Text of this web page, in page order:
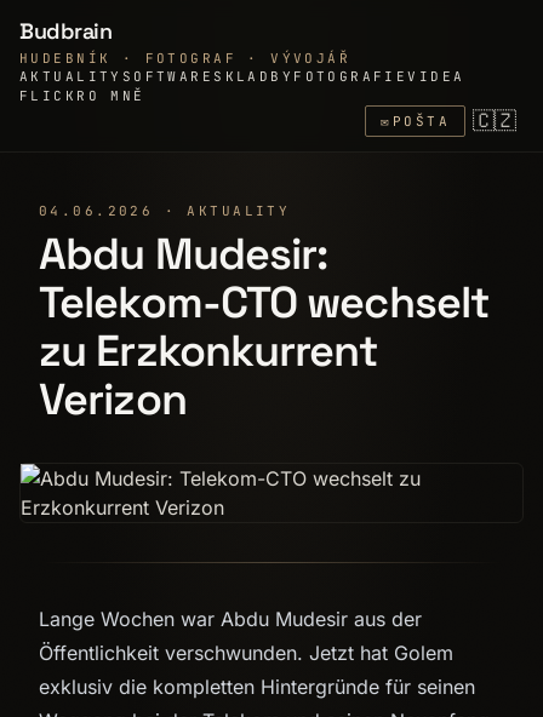
Budbrain
HUDEBNÍK · FOTOGRAF · VÝVOJÁŘ
AKTUALITY SOFTWARE SKLADBY FOTOGRAFIEVIDEA
FLICKR O MNĚ
✉ POŠTA 🇨🇿
04.06.2026 · AKTUALITY
Abdu Mudesir:
Telekom-CTO wechselt
zu Erzkonkurrent
Verizon
Lange Wochen war Abdu Mudesir aus der
Öffentlichkeit verschwunden. Jetzt hat Golem
exklusiv die kompletten Hintergründe für seinen